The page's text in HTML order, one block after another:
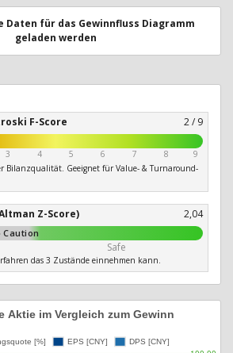
Daten für das Gewinnfluss Diagramm
geladen werden
F-Score 2 / 9
3 4 5 6 7 8
9
Bilanzqualität. Geeignet für Value- & Turnaround-
Z-Score) 2,04
Caution
Safe
das 3 Zustände einnehmen kann.